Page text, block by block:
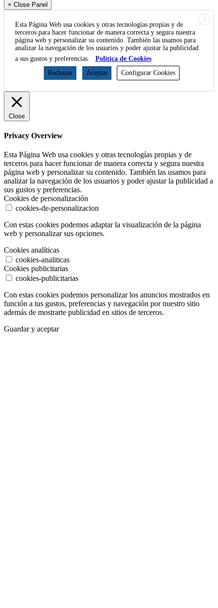
× Close Panel
X
Esta Página Web usa cookies y otras tecnologías propias y de
terceros para hacer funcionar de manera correcta y segura nuestra
página web y personalizar su contenido. También las usamos para
analizar la navegación de los usuarios y poder ajustar la publicidad
a sus gustos y preferencias.
Política de Cookies
Rechazar
Aceptar Configurar Cookies
Close
Privacy Overview
Esta Página Web usa cookies y otras tecnologías propias y de
terceros para hacer funcionar de manera correcta y segura nuestra
página web y personalizar su contenido. También las usamos para
analizar la navegación de los usuarios y poder ajustar la publicidad a
sus gustos y preferencias.
Cookies de personalización
cookies-de-personalizacion
Con estas cookies podemos adaptar la visualización de la página
web y personalizar sus opciones.
Cookies analíticas
cookies-analiticas
Cookies publicitarias
cookies-publicitarias
Con estas cookies podemos personalizar los anuncios mostrados en
función a tus gustos, preferencias y navegación por nuestro sitio
además de mostrarte publicidad en sitios de terceros.
Guardar y aceptar